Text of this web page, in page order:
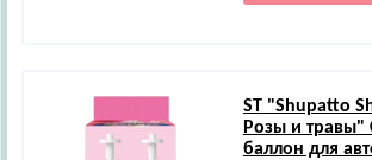
ST"Shupatto
Розы и
баллон для